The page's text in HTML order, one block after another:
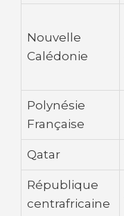
Nouvelle
Calédonie
Polynésie
Française
Qatar
République
centrafricaine